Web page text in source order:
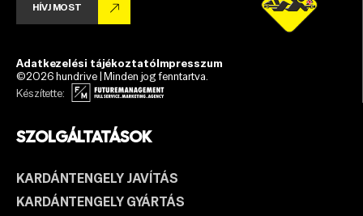
HÍVJ MOST
Adatkezelési tájékoztatóImpresszum
©2026 hundrive | Minden jog fenntartva.
Készítette:
SZOLGÁLTATÁSOK
KARDÁNTENGELY JAVÍTÁS
KARDÁNTENGELY GYÁRTÁS